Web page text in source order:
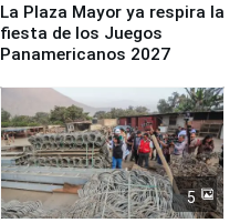
La Plaza Mayor ya respira la
fiesta de los Juegos
Panamericanos 2027
5